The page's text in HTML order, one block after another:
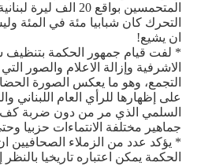
المتحمسين بواقع 20
التحرك كان شبابيا مئة في المئة
ان يشيع!
* لفت قيام جمهور الحكمة
الاشرفية وإزالة الاعلام والصور
التجمع، وهو ما يعكس الصورة
على إظهارها للرأي العام اللبناني
السلمي الذي مر من دون ضربة كف
جماهير مختلفة الانتماءات حزبيا
* يؤكد عدد من الزملاء
الحكمة يمكن اعتباره تاريخيا بالنظر